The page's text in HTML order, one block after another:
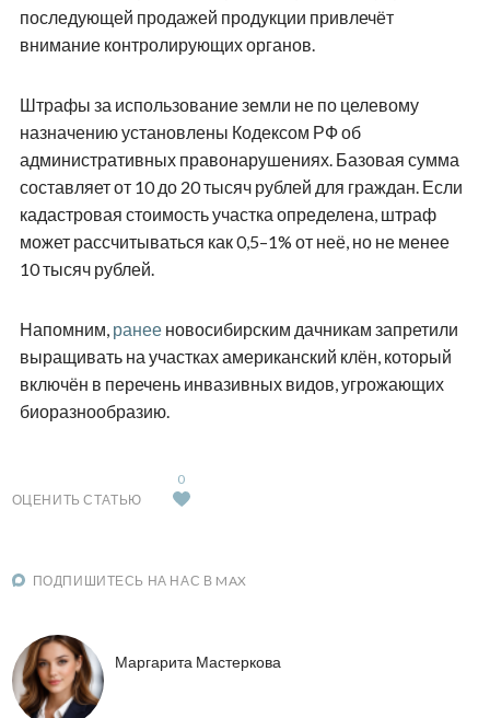
последующей продажей продукции привлечёт
внимание контролирующих органов.
Штрафы за использование земли не по целевому
назначению установлены Кодексом РФ об
административных правонарушениях. Базовая сумма
составляет от 10 до 20 тысяч рублей для граждан. Если
кадастровая стоимость участка определена, штраф
может рассчитываться как 0,5–1% от неё, но не менее
10 тысяч рублей.
Напомним, ранееновосибирским дачникам запретили
выращивать на участках американский клён, который
включён в перечень инвазивных видов, угрожающих
биоразнообразию.
ОЦЕНИТЬ СТАТЬЮ
0
ПОДПИШИТЕСЬ НА НАС В MAX
Маргарита Мастеркова